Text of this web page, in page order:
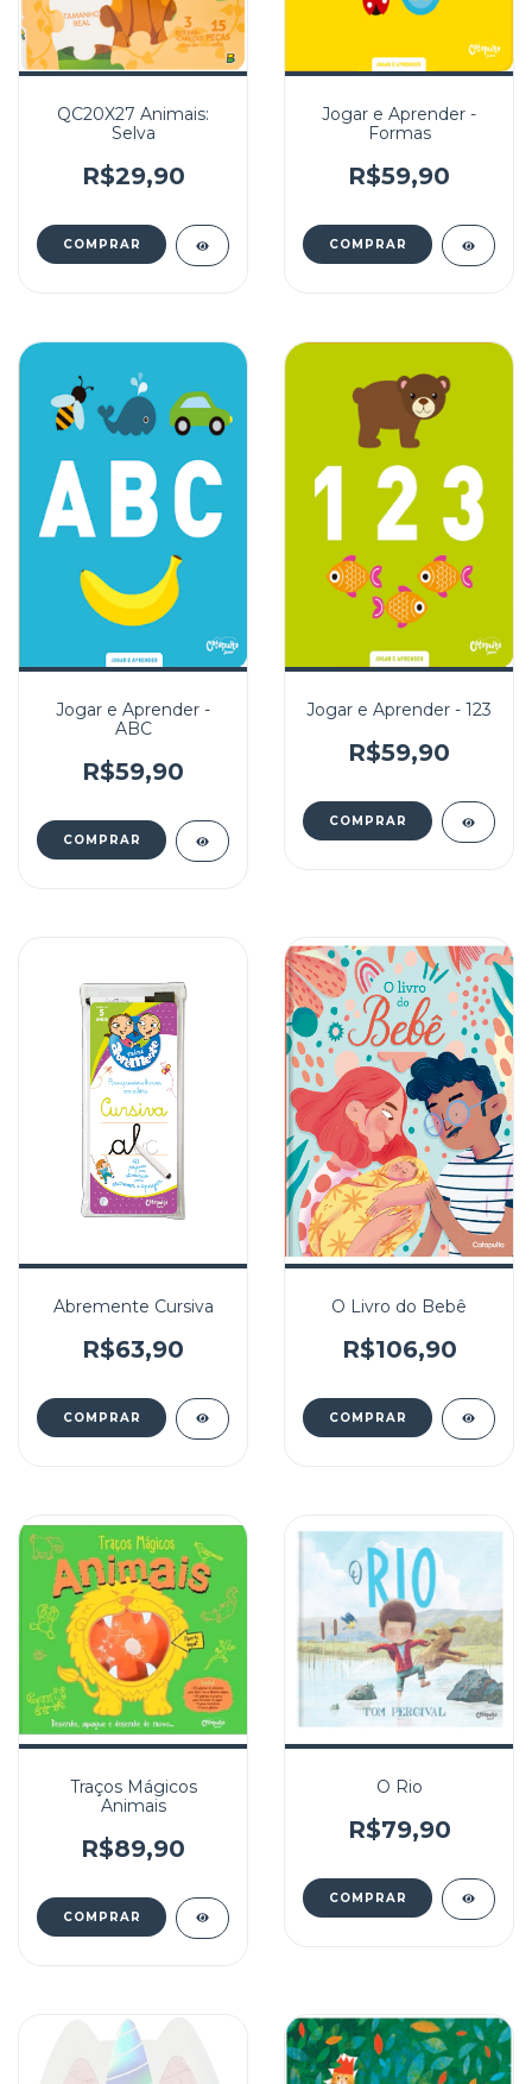
QC20X27 Animais:
Selva
R$29,90
Jogar e Aprender -
Formas
R$59,90
Jogar e Aprender -
ABC
R$59,90
Jogar e Aprender - 123
R$59,90
Abremente Cursiva
R$63,90
O Livro do Bebê
R$106,90
Traços Mágicos
Animais
R$89,90
O Rio
R$79,90